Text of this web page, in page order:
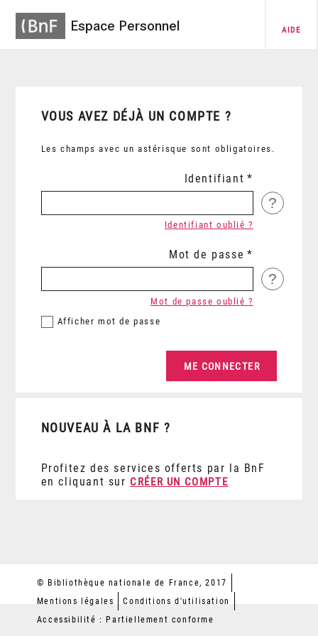
Espace Personnel AIDE
VOUS AVEZ DÉJÀ UN COMPTE ?
Les champs avec un astérisque sont obligatoires.
Identifiant
?
Identifiant oublié ?
Mot de passe
?
Afficher mot de passe
Mot de passe oublié ?
NOUVEAU À LA BNF ?
Profitez des services offerts par la BnF
en cliquant sur CRÉER UN COMPTE
© Bibliothèque nationale de France, 2017
Mentions légales
Conditions d'utilisation
Accessibilité : Partiellement conforme